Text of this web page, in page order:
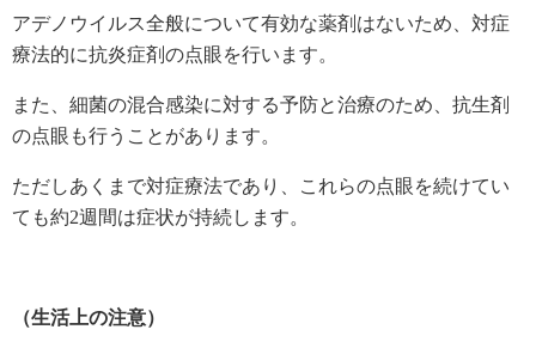
アデノウイルス全般について有効な薬剤はないため、対症
療法的に抗炎症剤の点眼を行います。
また、細菌の混合感染に対する予防と治療のため、抗生剤
の点眼も行うことがあります。
ただしあくまで対症療法であり、これらの点眼を続けてい
ても約2週間は症状が持続します。
（生活上の注意）